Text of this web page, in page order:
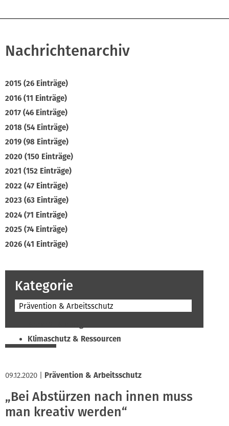
Nachrichtenarchiv
2015 (26 Einträge)
2016 (11 Einträge)
2017 (46 Einträge)
2018 (54 Einträge)
2019 (98 Einträge)
2020 (150 Einträge)
2021 (152 Einträge)
2022 (47 Einträge)
2023 (63 Einträge)
2024 (71 Einträge)
2025 (74 Einträge)
2026 (41 Einträge)
Kategorie
Prävention & Arbeitsschutz
Klimaschutz & Ressourcen
Soziales & Tarifpolitik
Verband & Innungen
09.12.2020 Prävention & Arbeitsschutz
„Bei Abstürzen nach innen muss
man kreativ werden“